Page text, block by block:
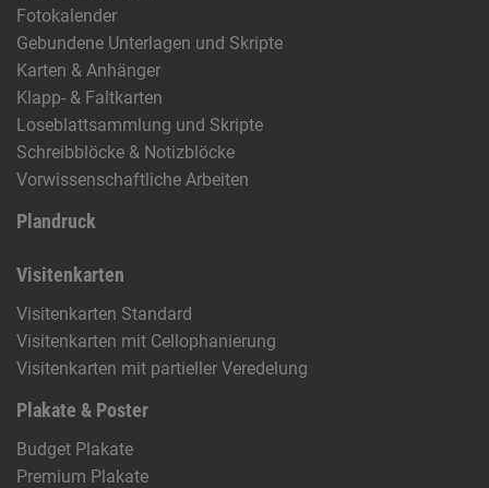
Fotokalender
Gebundene Unterlagen und Skripte
Karten & Anhänger
Klapp- & Faltkarten
Loseblattsammlung und Skripte
Schreibblöcke & Notizblöcke
Vorwissenschaftliche Arbeiten
Plandruck
Visitenkarten
Visitenkarten Standard
Visitenkarten mit Cellophanierung
Visitenkarten mit partieller Veredelung
Plakate & Poster
Budget Plakate
Premium Plakate